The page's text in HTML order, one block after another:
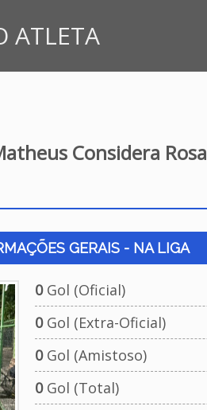
ATLETA
Considera Rosa
GERAIS - NA LIGA
0Gol (Oficial)
0Gol (Extra-Oficial)
0Gol (Amistoso)
0Gol (Total)